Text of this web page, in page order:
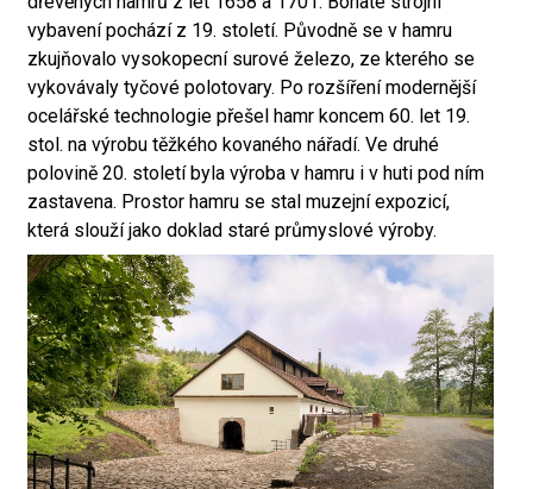
vybavení pochází z 19. století. Původně se v hamru
zkujňovalo vysokopecní surové železo, ze kterého se
vykovávaly tyčové polotovary. Po rozšíření modernější
ocelářské technologie přešel hamr koncem 60. let 19.
stol. na výrobu těžkého kovaného nářadí. Ve druhé
polovině 20. století byla výroba v hamru i v huti pod ním
zastavena. Prostor hamru se stal muzejní expozicí,
která slouží jako doklad staré průmyslové výroby.